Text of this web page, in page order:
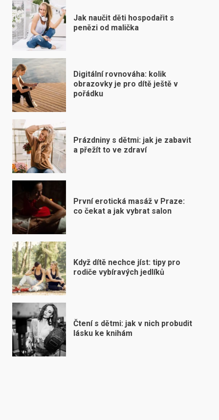
Jak naučit děti hospodařit s
penězi od malička
Digitální rovnováha: kolik
obrazovky je pro dítě ještě v
pořádku
Prázdniny s dětmi: jak je zabavit
a přežít to ve zdraví
První erotická masáž v Praze:
co čekat a jak vybrat salon
Když dítě nechce jíst: tipy pro
rodiče vybíravých jedlíků
Čtení s dětmi: jak v nich probudit
lásku ke knihám